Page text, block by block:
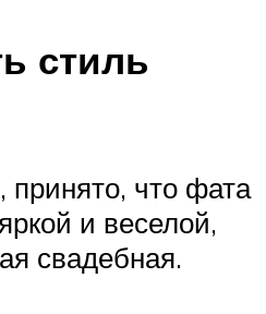
стиль
что фата
и веселой,
свадебная.